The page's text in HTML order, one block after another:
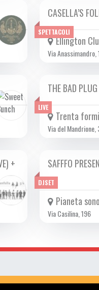
SPETTACOLI
DA SAB 14/10
CASELLA’S
Ellington
Via Anassimandro,
LIVE
SAB 14/10
THE BAD
Trenta
Via del Mandrione,
+
DJSET
SAB 14/10
SAFFFO
Pianeta
Via Casilina, 196